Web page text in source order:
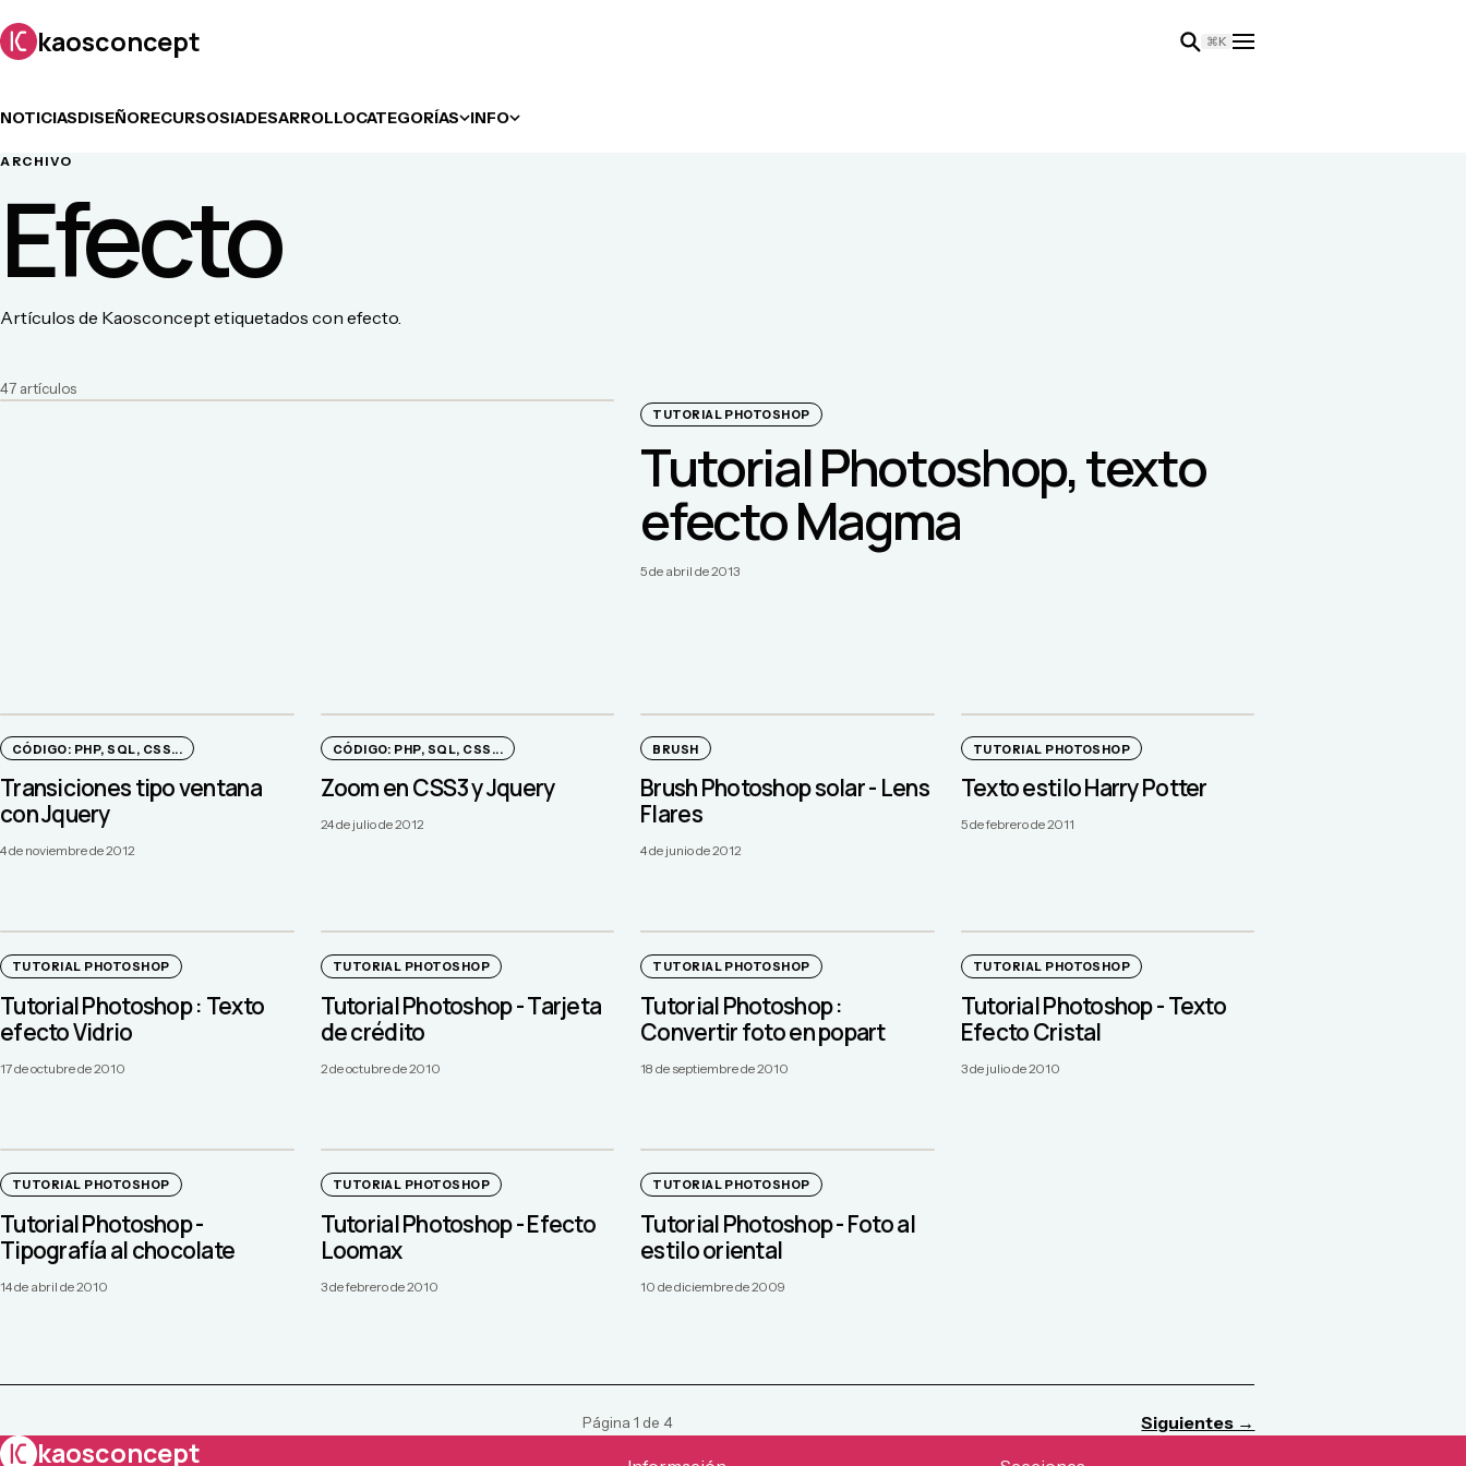
kaosconcept ⌘K
NOTICIASDISEÑORECURSOSIADESARROLLOCATEGORÍAS INFO
ARCHIVO
Efecto
Artículos de Kaosconcept etiquetados con efecto.
47 artículos
TUTORIAL PHOTOSHOP
Tutorial Photoshop, texto
efecto Magma
5 de abril de 2013
CÓDIGO: PHP, SQL, CSS...
Transiciones tipo ventana
con Jquery
4 de noviembre de 2012
CÓDIGO: PHP, SQL, CSS...
Zoom en CSS3 y Jquery
24 de julio de 2012
BRUSH
Brush Photoshop solar - Lens
Flares
4 de junio de 2012
TUTORIAL PHOTOSHOP
Texto estilo Harry Potter
5 de febrero de 2011
TUTORIAL PHOTOSHOP
Tutorial Photoshop : Texto
efecto Vidrio
17 de octubre de 2010
TUTORIAL PHOTOSHOP
Tutorial Photoshop - Tarjeta
de crédito
2 de octubre de 2010
TUTORIAL PHOTOSHOP
Tutorial Photoshop :
Convertir foto en popart
18 de septiembre de 2010
TUTORIAL PHOTOSHOP
Tutorial Photoshop - Texto
Efecto Cristal
3 de julio de 2010
TUTORIAL PHOTOSHOP
Tutorial Photoshop -
Tipografía al chocolate
14 de abril de 2010
TUTORIAL PHOTOSHOP
Tutorial Photoshop - Efecto
Loomax
3 de febrero de 2010
TUTORIAL PHOTOSHOP
Tutorial Photoshop - Foto al
estilo oriental
10 de diciembre de 2009
Página 1 de 4 Siguientes →
kaosconcept